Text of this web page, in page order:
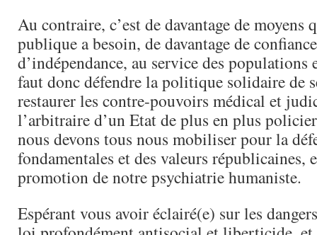
Au contraire, c’est de davantage de moyens
publique a besoin, de davantage de
d’indépendance, au service des populations
faut donc défendre la politique solidaire de
restaurer les contre-pouvoirs médical et
l’arbitraire d’un Etat de plus en plus
nous devons tous nous mobiliser pour la
fondamentales et des valeurs républicaines,
promotion de notre psychiatrie humaniste.
Espérant vous avoir éclairé(e) sur les